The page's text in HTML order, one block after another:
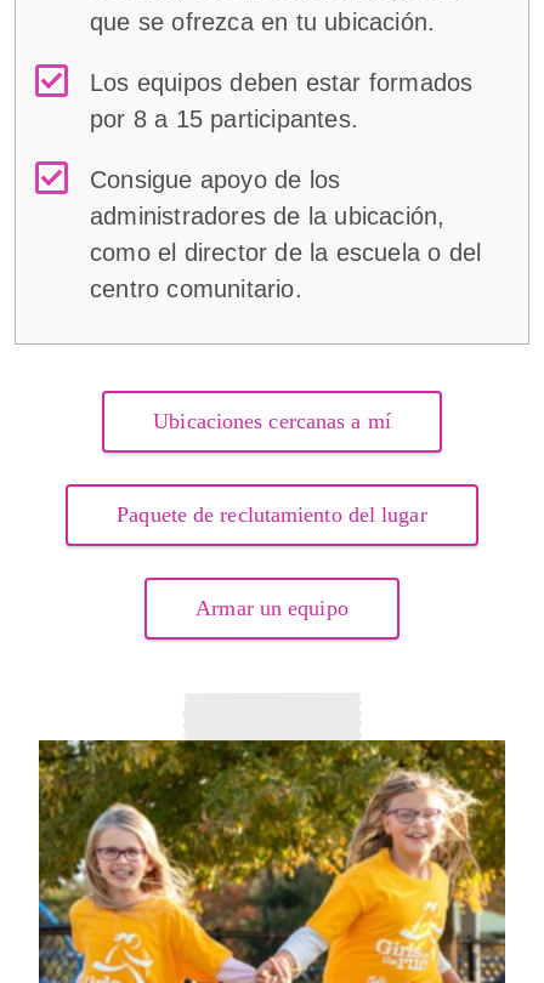
que se ofrezca en tu ubicación.
Los equipos deben estar formados
por 8 a 15 participantes.
Consigue apoyo de los
administradores de la ubicación,
como el director de la escuela o del
centro comunitario.
Ubicaciones cercanas a mí
Paquete de reclutamiento del lugar
Armar un equipo